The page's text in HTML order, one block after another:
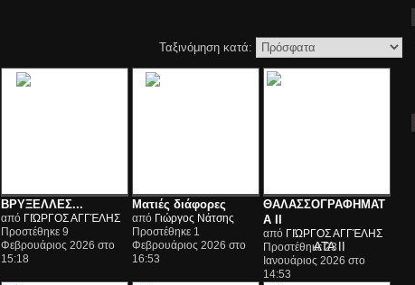
Ταξινόμηση κατά:
ΒΡΥΞΕΛΛΕΣ...
από ΓΙΏΡΓΟΣ ΑΓΓΈΛΗΣ
Προστέθηκε 9
Φεβρουάριος 2026 στο
15:18
Ματιές διάφορες
από Γιώργος Νάτσης
Προστέθηκε 1
Φεβρουάριος 2026 στο
16:53
ΘΑΛΑΣΣΟΓΡΑΦΗΜΑΤ
Α ΙΙ
από ΓΙΏΡΓΟΣ ΑΓΓΈΛΗΣ
Προστέθηκε 23
Ιανουάριος 2026 στο
14:53